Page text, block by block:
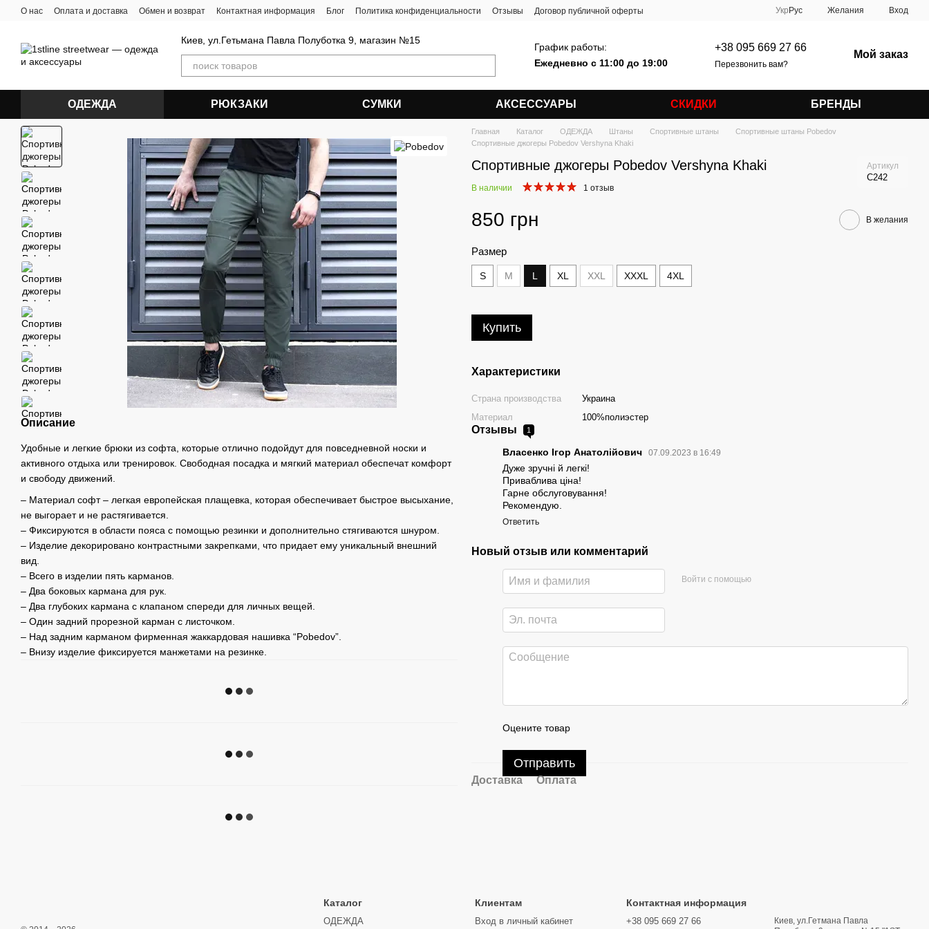
Перейти к основному контенту
О нас Оплата и доставка Обмен и возврат Контактная информация Блог Политика конфиденциальности Отзывы Договор публичной оферты Укр Рус Желания Вход
Киев, ул.Гетьмана Павла Полуботка 9, магазин №15
График работы:
Ежедневно с 11:00 до 19:00
+38 095 669 27 66
Перезвонить вам?
Мой заказ
ОДЕЖДА РЮКЗАКИ СУМКИ АКСЕССУАРЫ СКИДКИ БРЕНДЫ
Описание
Удобные и легкие брюки из софта, которые отлично подойдут для повседневной носки и
активного отдыха или тренировок. Свободная посадка и мягкий материал обеспечат комфорт
и свободу движений.
– Материал софт – легкая европейская плащевка, которая обеспечивает быстрое высыхание,
не выгорает и не растягивается.
– Фиксируются в области пояса с помощью резинки и дополнительно стягиваются шнуром.
– Изделие декорировано контрастными закрепками, что придает ему уникальный внешний
вид.
– Всего в изделии пять карманов.
– Два боковых кармана для рук.
– Два глубоких кармана с клапаном спереди для личных вещей.
– Один задний прорезной карман с листочком.
– Над задним карманом фирменная жаккардовая нашивка “Pobedov”.
– Внизу изделие фиксируется манжетами на резинке.
Главная Каталог ОДЕЖДА Штаны Спортивные штаны
Спортивные штаны Pobedov
Спортивные джогеры Pobedov Vershyna Khaki
Спортивные джогеры Pobedov Vershyna Khaki Артикул
C242
В наличии 1 отзыв
850 грн В желания
Размер
S M L XL XXL XXXL 4XL
Купить
Характеристики
Страна производства
Украина
Материал
100%полиэстер
Отзывы 1
Власенко Ігор Анатолійович 07.09.2023 в 16:49
Дуже зручні й легкі!
Приваблива ціна!
Гарне обслуговування!
Рекомендую.
Ответить
Новый отзыв или комментарий
Войти с помощью
Оцените товар
Отправить
Доставка Оплата
Каталог
ОДЕЖДА
Клиентам
Вход в личный кабинет
Контактная информация
+38 095 669 27 66
Киев, ул.Гетмана Павла